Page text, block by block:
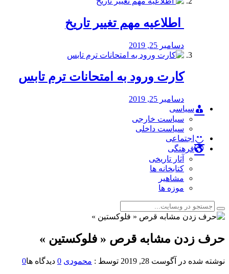
️ اطلاعیه مهم تغییر تاریخ
دسامبر 25, 2019
کارت ورود به امتحانات ترم تابس
دسامبر 25, 2019
سیاسی
سیاست خارجی
سیاست داخلی
اجتماعی
فرهنگی
آثار تاریخی
کتابخانه ها
مشاهیر
موزه ها
حرف زدن مشابه قرص « فلوکستین »
نوشته شده در آگوست 28, 2019 توسط : محمودی 0 دیدگاه ها0